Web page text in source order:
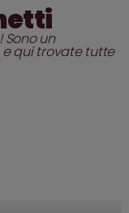
Sono un
qui trovate tutte